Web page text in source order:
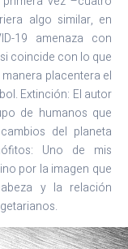
algo similar, en
19 amenaza con
coincide con lo que
placentera el
Extinción: El autor
de humanos que
del planeta
Uno de mis
por la imagen que
y la relación